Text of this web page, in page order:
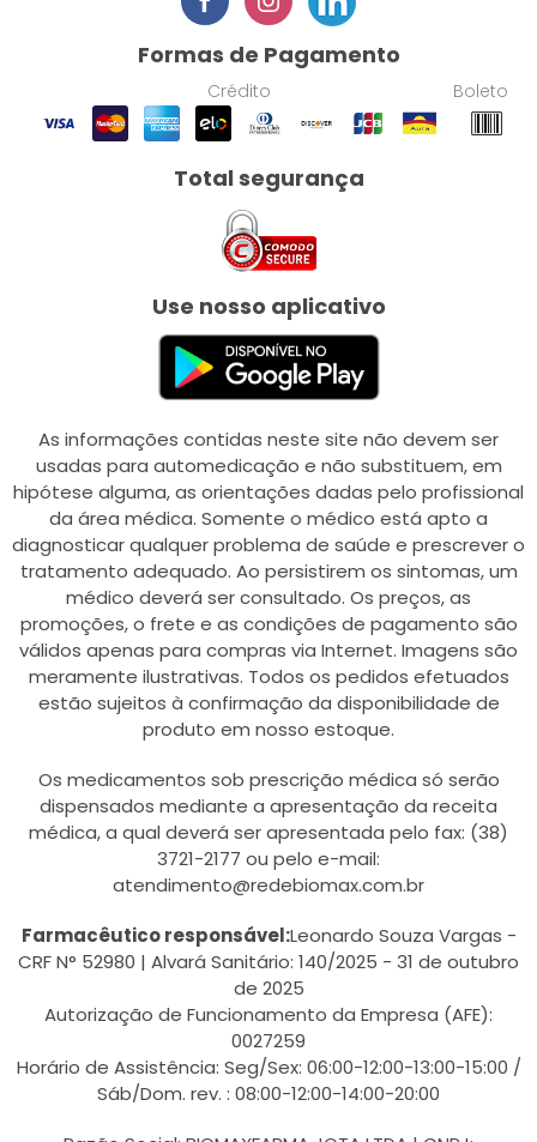
Formas de Pagamento
Crédito Boleto
Total segurança
Use nosso aplicativo
As informações contidas neste site não devem ser
usadas para automedicação e não substituem, em
hipótese alguma, as orientações dadas pelo profissional
da área médica. Somente o médico está apto a
diagnosticar qualquer problema de saúde e prescrever o
tratamento adequado. Ao persistirem os sintomas, um
médico deverá ser consultado. Os preços, as
promoções, o frete e as condições de pagamento são
válidos apenas para compras via Internet. Imagens são
meramente ilustrativas. Todos os pedidos efetuados
estão sujeitos à confirmação da disponibilidade de
produto em nosso estoque.
Os medicamentos sob prescrição médica só serão
dispensados mediante a apresentação da receita
médica, a qual deverá ser apresentada pelo fax: (38)
3721-2177 ou pelo e-mail:
atendimento@redebiomax.com.br
Farmacêutico responsável:Leonardo Souza Vargas -
CRF N° 52980 | Alvará Sanitário: 140/2025 - 31 de outubro
de 2025
Autorização de Funcionamento da Empresa (AFE):
0027259
Horário de Assistência: Seg/Sex: 06:00-12:00-13:00-15:00 /
Sáb/Dom. rev. : 08:00-12:00-14:00-20:00